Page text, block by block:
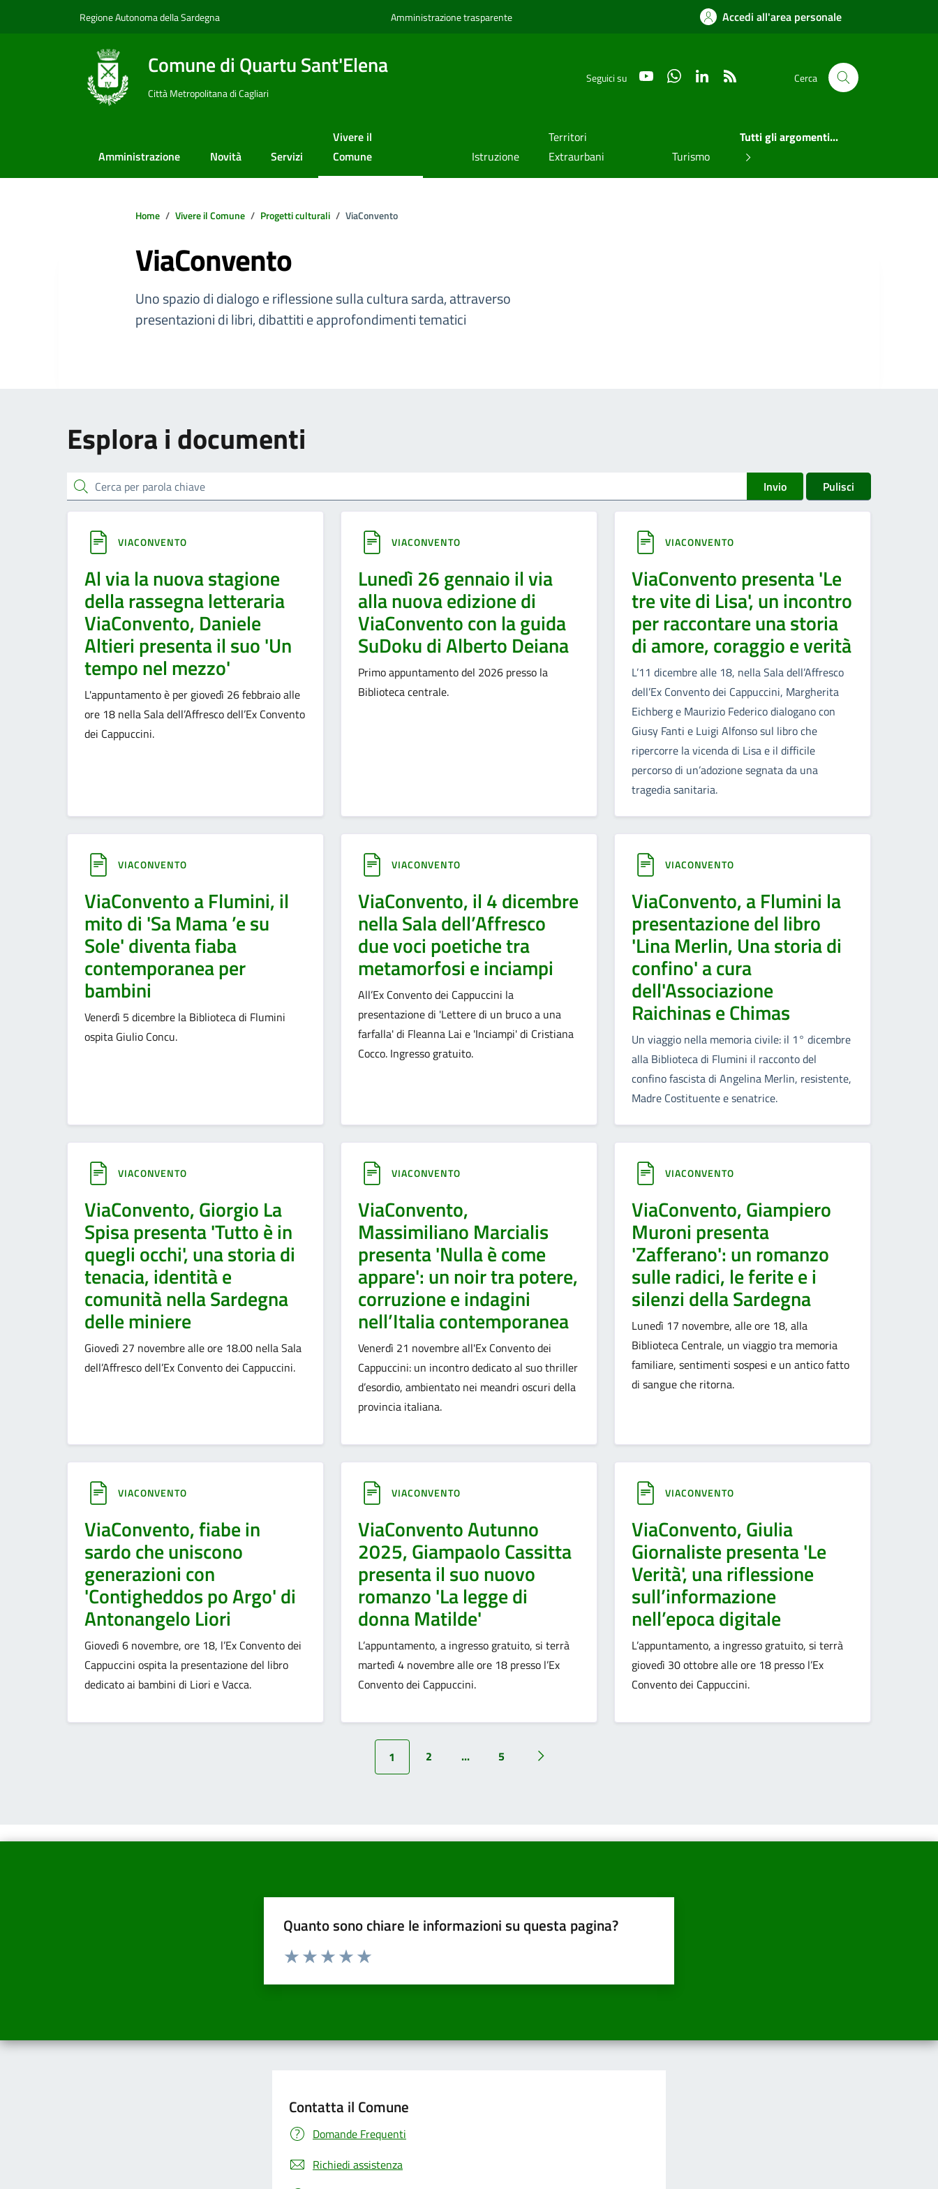
Regione Autonoma della Sardegna Amministrazione trasparente Accedi all'area personale
Comune di Quartu Sant'Elena
Città Metropolitana di Cagliari
Seguici su YouTube WhatsAppLinkedIn Cerca
Amministrazione Novità Servizi
Vivere il
Comune
Istruzione
Territori
Extraurbani
Turismo
Tutti gli argomenti...
Home Vivere il Comune Progetti culturali ViaConvento
ViaConvento
Uno spazio di dialogo e riflessione sulla cultura sarda, attraverso
presentazioni di libri, dibattiti e approfondimenti tematici
Esplora i documenti
cerca Invio Pulisci
VIACONVENTO
Al via la nuova stagione
della rassegna letteraria
ViaConvento, Daniele
Altieri presenta il suo 'Un
tempo nel mezzo'
L'appuntamento è per giovedì 26 febbraio alle
ore 18 nella Sala dell’Affresco dell’Ex Convento
dei Cappuccini.
VIACONVENTO
Lunedì 26 gennaio il via
alla nuova edizione di
ViaConvento con la guida
SuDoku di Alberto Deiana
Primo appuntamento del 2026 presso la
Biblioteca centrale.
VIACONVENTO
ViaConvento presenta 'Le
tre vite di Lisa', un incontro
per raccontare una storia
di amore, coraggio e verità
L’11 dicembre alle 18, nella Sala dell’Affresco
dell’Ex Convento dei Cappuccini, Margherita
Eichberg e Maurizio Federico dialogano con
Giusy Fanti e Luigi Alfonso sul libro che
ripercorre la vicenda di Lisa e il difficile
percorso di un’adozione segnata da una
tragedia sanitaria.
VIACONVENTO
ViaConvento a Flumini, il
mito di 'Sa Mama ’e su
Sole' diventa fiaba
contemporanea per
bambini
Venerdì 5 dicembre la Biblioteca di Flumini
ospita Giulio Concu.
VIACONVENTO
ViaConvento, il 4 dicembre
nella Sala dell’Affresco
due voci poetiche tra
metamorfosi e inciampi
All’Ex Convento dei Cappuccini la
presentazione di 'Lettere di un bruco a una
farfalla' di Fleanna Lai e 'Inciampi' di Cristiana
Cocco. Ingresso gratuito.
VIACONVENTO
ViaConvento, a Flumini la
presentazione del libro
'Lina Merlin, Una storia di
confino' a cura
dell'Associazione
Raichinas e Chimas
Un viaggio nella memoria civile: il 1° dicembre
alla Biblioteca di Flumini il racconto del
confino fascista di Angelina Merlin, resistente,
Madre Costituente e senatrice.
VIACONVENTO
ViaConvento, Giorgio La
Spisa presenta 'Tutto è in
quegli occhi', una storia di
tenacia, identità e
comunità nella Sardegna
delle miniere
Giovedì 27 novembre alle ore 18.00 nella Sala
dell’Affresco dell’Ex Convento dei Cappuccini.
VIACONVENTO
ViaConvento,
Massimiliano Marcialis
presenta 'Nulla è come
appare': un noir tra potere,
corruzione e indagini
nell’Italia contemporanea
Venerdì 21 novembre all'Ex Convento dei
Cappuccini: un incontro dedicato al suo thriller
d’esordio, ambientato nei meandri oscuri della
provincia italiana.
VIACONVENTO
ViaConvento, Giampiero
Muroni presenta
'Zafferano': un romanzo
sulle radici, le ferite e i
silenzi della Sardegna
Lunedì 17 novembre, alle ore 18, alla
Biblioteca Centrale, un viaggio tra memoria
familiare, sentimenti sospesi e un antico fatto
di sangue che ritorna.
VIACONVENTO
ViaConvento, fiabe in
sardo che uniscono
generazioni con
'Contigheddos po Argo' di
Antonangelo Liori
Giovedì 6 novembre, ore 18, l’Ex Convento dei
Cappuccini ospita la presentazione del libro
dedicato ai bambini di Liori e Vacca.
VIACONVENTO
ViaConvento Autunno
2025, Giampaolo Cassitta
presenta il suo nuovo
romanzo 'La legge di
donna Matilde'
L’appuntamento, a ingresso gratuito, si terrà
martedì 4 novembre alle ore 18 presso l’Ex
Convento dei Cappuccini.
VIACONVENTO
ViaConvento, Giulia
Giornaliste presenta 'Le
Verità', una riflessione
sull’informazione
nell’epoca digitale
L’appuntamento, a ingresso gratuito, si terrà
giovedì 30 ottobre alle ore 18 presso l’Ex
Convento dei Cappuccini.
1 2 ... 5
Quanto sono chiare le informazioni su questa pagina?
Valuta da 1 a 5 stelle la pagina
Contatta il Comune
Domande Frequenti
Richiedi assistenza